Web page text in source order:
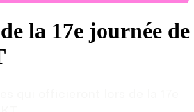
la 17e journée de